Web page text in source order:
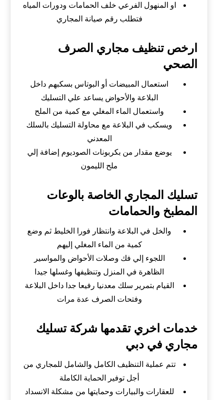
او المنهول الفرعي خلف الحمامات ودورات المياه
فتطلب رقم صيانة المجاري
ارخص تنظيف مجاري الصرف
الصحي
استعمال المبيضات أو البوتاس بسكبهم داخل
البلاعة والأحواض يساعد علي التسليك
واستعمال الماء المغلي مع كمية من الملح
ويسكب في البلاعة مع محاولة التسليك بالسلك
المعدني
يوضع مقدار من بكربونات الصوديوم إضافة إلي
ملح الليمون
تسليك المجاري الخاصة بالوعات
المطبخ والحمامات
والخل في البلاعة وانتظار فورا الخليط ثم وضع
كمية من الماء المغلي إليهم
اللجوء إلي فك وصلات الأحواض والمواسير
الظاهرة في المنزل وتنظيفها وغسلها جيدا
القيام بتمرير سلك معدنيا رفيعا جدا داخل البلاعة
وفتحات الصرف عدة مرات
خدمات اخري تقدمها شركة تسليك
مجاري في دبي
تتم عملية التنظيف الكامل والشامل للمجاري من
أجل توفير الحماية الكاملة
للعقارات والبيارات وحمايتها من مشكلة الانسداد